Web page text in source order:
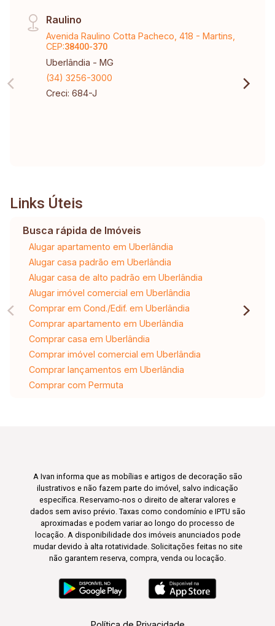
Raulino
Avenida Raulino Cotta Pacheco, 418 - Martins,
CEP:38400-370
Uberlândia - MG
(34) 3256-3000
Creci: 684-J
Links Úteis
Busca rápida de Imóveis
Alugar apartamento em Uberlândia
Alugar casa padrão em Uberlândia
Alugar casa de alto padrão em Uberlândia
Alugar imóvel comercial em Uberlândia
Comprar em Cond./Edif. em Uberlândia
Comprar apartamento em Uberlândia
Comprar casa em Uberlândia
Comprar imóvel comercial em Uberlândia
Comprar lançamentos em Uberlândia
Comprar com Permuta
A Ivan informa que as mobílias e artigos de decoração são
ilustrativos e não fazem parte do imóvel, salvo indicação
específica. Reservamo-nos o direito de alterar valores e
dados sem aviso prévio. Taxas como condomínio e IPTU são
aproximadas e podem variar ao longo do processo de
locação. A disponibilidade dos imóveis anunciados pode
mudar devido à alta rotatividade. Solicitações feitas no site
não garantem reserva, compra, venda ou locação.